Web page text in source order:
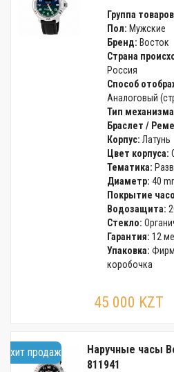
Группа
Пол: Мужские
Бренд: Восток
Страна
Россия
Способ
Аналоговый
Тип
Браслет /
Корпус: Латунь
Цвет корпуса:
Тематика:
Диаметр: 40
Покрытие
Водозащита:
Стекло:
Гарантия: 12
Упаковка:
коробочка
45 000 KZT
хит продаж
Наручные часы
811941